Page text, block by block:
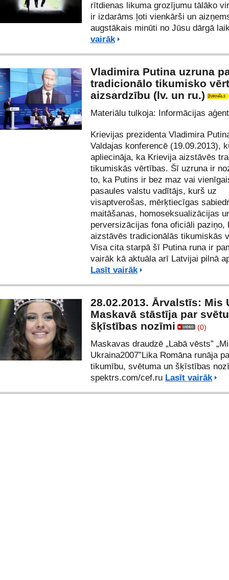
rītdienas likuma grozījumu tālāko
ir izdarāms ļoti vienkārši un
augstākais minūti no Jūsu dārgā
vairāk
Vladimira Putina uzruna
tradicionālo tikumisko
aizsardzību (lv. un ru.)
Materiālu tulkoja: Informācijas
Krievijas prezidenta Vladimira
Valdajas konferencē (19.09.2013),
apliecināja, ka Krievija aizstāvēs
tikumiskās vērtības. Šī uzruna ir
to, ka Putins ir bez maz vai
pasaules valstu vadītājs, kurš uz
visaptverošas, mērķtiecīgas
maitāšanas, homoseksualizācijas
perversizācijas fona oficiāli paziņo,
aizstāvēs tradicionālās tikumiskās
Visa cita starpā šī Putina runa ir
vairāk kā aktuāla arī Latvijai pilnā
Lasīt vairāk
28.02.2013. Ārvalstīs: Mis
Maskavā stāstīja par
šķīstības nozīmi
(0)
Maskavas draudzē „Labā vēsts”
Ukraina2007”Lika Romāna runāja
tikumību, svētuma un šķīstības
spektrs.com/cef.ru Lasīt vairāk